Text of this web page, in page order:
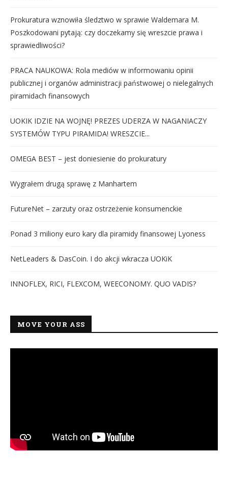
Prokuratura wznowiła śledztwo w sprawie Waldemara M.
Poszkodowani pytają: czy doczekamy się wreszcie prawa i
sprawiedliwości?
PRACA NAUKOWA: Rola mediów w informowaniu opinii
publicznej i organów administracji państwowej o nielegalnych
piramidach finansowych
UOKIK IDZIE NA WOJNĘ! PREZES UDERZA W NAGANIACZY
SYSTEMÓW TYPU PIRAMIDA! WRESZCIE...
OMEGA BEST – jest doniesienie do prokuratury
Wygrałem drugą sprawę z Manhartem
FutureNet – zarzuty oraz ostrzeżenie konsumenckie
Ponad 3 miliony euro kary dla piramidy finansowej Lyoness
NetLeaders & DasCoin. I do akcji wkracza UOKiK
INNOFLEX, RICI, FLEXCOM, WEECONOMY. QUO VADIS?
MOVE YOUR ASS